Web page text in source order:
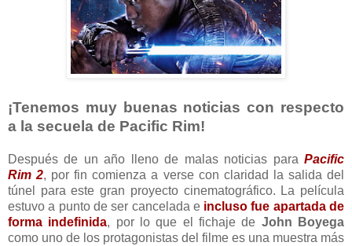
¡Tenemos muy buenas noticias con respecto
a la secuela de Pacific Rim!
Después de un año lleno de malas noticias para Pacific
Rim 2, por fin comienza a verse con claridad la salida del
túnel para este gran proyecto cinematográfico. La película
estuvo a punto de ser cancelada e incluso fue apartada de
forma indefinida, por lo que el fichaje de John Boyega
como uno de los protagonistas del filme es una muestra más